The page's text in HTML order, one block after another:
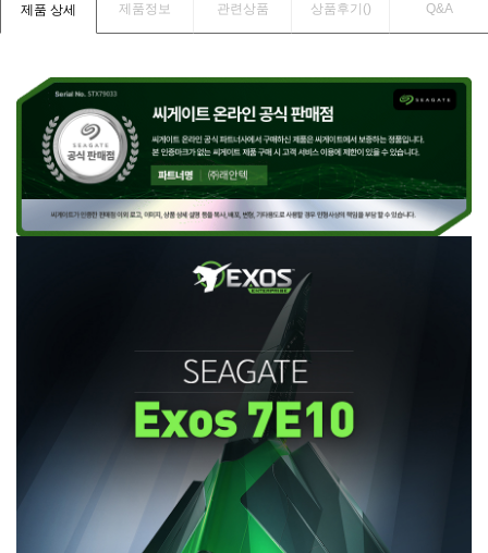
제품 상세 제품정보 관련상품 상품후기() Q&A